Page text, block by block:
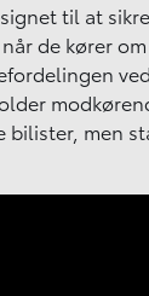
til at
de kører
men